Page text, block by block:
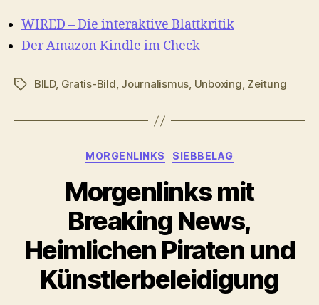
WIRED – Die interaktive Blattkritik
Der Amazon Kindle im Check
Schlagwörter
BILD, Gratis-Bild, Journalismus, Unboxing, Zeitung
Kategorien
MORGENLINKS SIEBBELAG
Morgenlinks mit
Breaking News,
Heimlichen Piraten und
Künstlerbeleidigung